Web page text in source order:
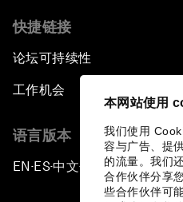
本网站使用
我们使用
容与广告、提
的流量。我们
合作伙伴分享
些合作伙伴可
快捷链接
论坛可持续性
工作机会
语言版本
EN ▪ES▪中文▪ 日本語